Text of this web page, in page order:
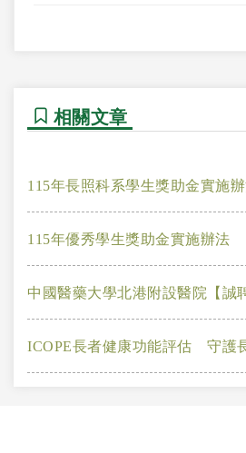
相關文章
115年長照科系學生獎助金實施
115年優秀學生獎助金實施辦法
中國醫藥大學北港附設醫院【誠
ICOPE長者健康功能評估 守護